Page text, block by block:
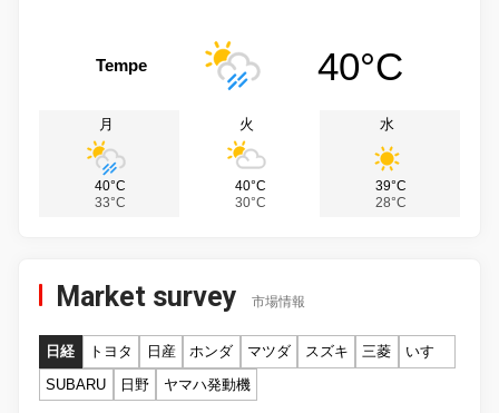
Tempe 40°C
月
40°C
33°C
火
40°C
30°C
水
39°C
28°C
Market survey 市場情報
日経 トヨタ 日産 ホンダ マツダ スズキ 三菱
いすゞ
SUBARU
日野 ヤマハ発動機